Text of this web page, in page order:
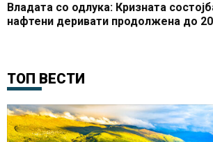
Владата со одлука: Кризната
нафтени деривати продолжена до
ТОП ВЕСТИ